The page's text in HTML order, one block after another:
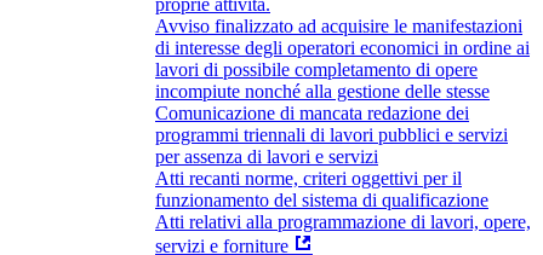
Avviso finalizzato ad acquisire le manifestazioni
di interesse degli operatori economici in ordine ai
lavori di possibile completamento di opere
incompiute nonché alla gestione delle stesse
Comunicazione di mancata redazione dei
programmi triennali di lavori pubblici e servizi
per assenza di lavori e servizi
Atti recanti norme, criteri oggettivi per il
funzionamento del sistema di qualificazione
Atti relativi alla programmazione di lavori, opere,
servizi e forniture